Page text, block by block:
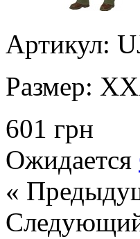
Артикул:
Размер:
601 грн
Ожидается
«